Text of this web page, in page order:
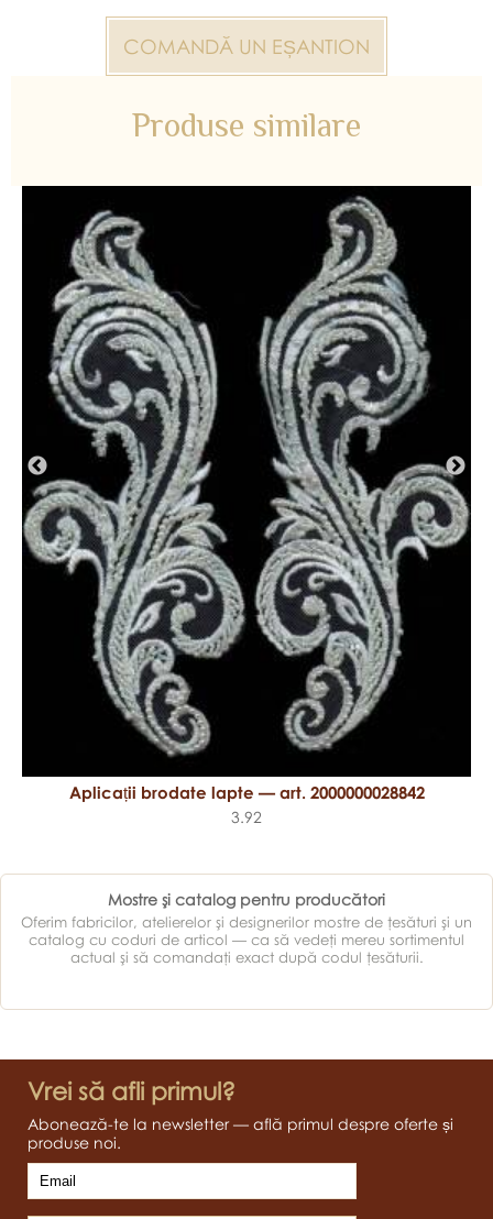
COMANDĂ UN EȘANTION
Produse similare
Aplicații brodate lapte — art. 2000000028842
3.92
Mostre şi catalog pentru producători
Oferim fabricilor, atelierelor şi designerilor mostre de ţesături şi un
catalog cu coduri de articol — ca să vedeţi mereu sortimentul
actual şi să comandaţi exact după codul ţesăturii.
Vrei să afli primul?
Abonează-te la newsletter — află primul despre oferte și
produse noi.